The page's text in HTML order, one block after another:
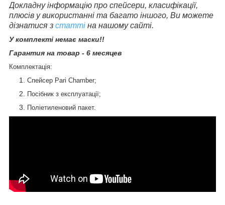
Докладну інформацію про спейсери, класифікації,
плюсів у використанні та багато іншого, Ви можете
дізнатися з статті на нашому сайті.
У комплекті немає маски!!
Гарантия на товар - 6 месяцев
Комплектація:
Спейсер Pari Chamber;
Посібник з експлуатації;
Поліетиленовий пакет​.